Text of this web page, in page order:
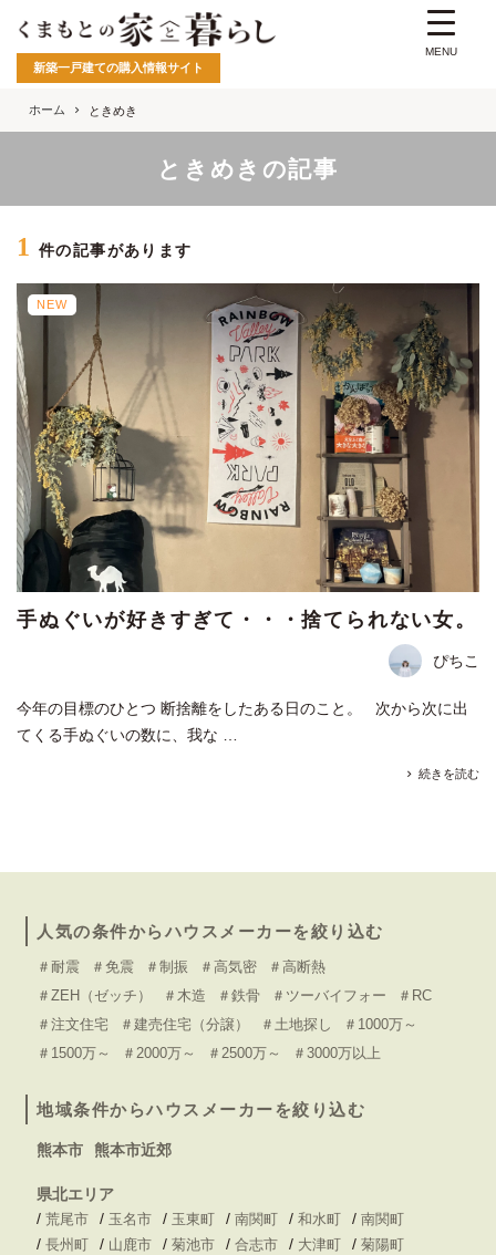
新築一戸建ての購入情報サイト
ホーム ときめき
ときめきの記事
1 件の記事があります
NEW
手ぬぐいが好きすぎて・・・捨てられない女。
ぴちこ
今年の目標のひとつ 断捨離をしたある日のこと。 次から次に出
てくる手ぬぐいの数に、我な …
続きを読む
人気の条件からハウスメーカーを絞り込む
＃耐震 ＃免震 ＃制振 ＃高気密
＃高断熱
＃ZEH（ゼッチ）
＃木造 ＃鉄骨 ＃ツーバイフォー
＃RC
＃注文住宅
＃建売住宅（分譲） ＃土地探し
＃1000万～
＃1500万～
＃2000万～ ＃2500万～ ＃3000万以上
地域条件からハウスメーカーを絞り込む
熊本市 熊本市近郊
県北エリア
/ 荒尾市 / 玉名市 / 玉東町 / 南関町 / 和水町 / 南関町
/ 長州町 / 山鹿市 / 菊池市 / 合志市 / 大津町 / 菊陽町
MENU